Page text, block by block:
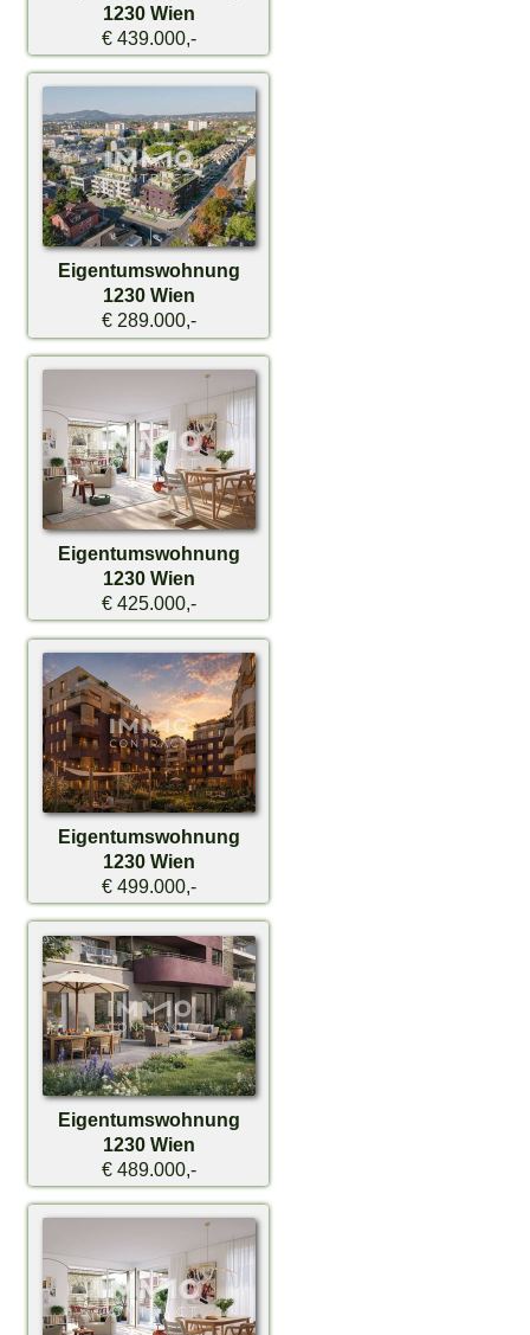
1230 Wien
€ 439.000,-
Eigentumswohnung
1230 Wien
€ 289.000,-
Eigentumswohnung
1230 Wien
€ 425.000,-
Eigentumswohnung
1230 Wien
€ 499.000,-
Eigentumswohnung
1230 Wien
€ 489.000,-